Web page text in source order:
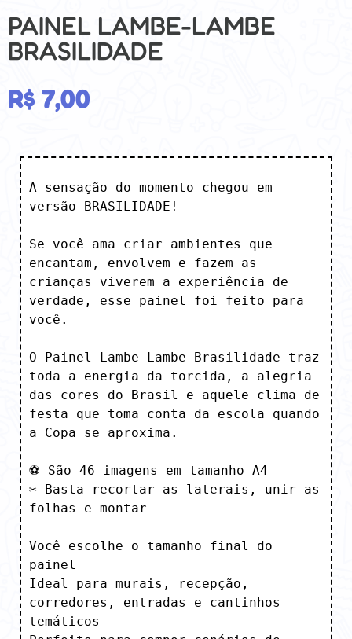
PAINEL LAMBE-LAMBE
BRASILIDADE
R$ 7,00
A sensação do momento chegou em
versão BRASILIDADE!
Se você ama criar ambientes que
encantam, envolvem e fazem as
crianças viverem a experiência de
verdade, esse painel foi feito para
você.
O Painel Lambe-Lambe Brasilidade traz
toda a energia da torcida, a alegria
das cores do Brasil e aquele clima de
festa que toma conta da escola quando
a Copa se aproxima.
⚽ São 46 imagens em tamanho A4
✂️ Basta recortar as laterais, unir as
folhas e montar
Você escolhe o tamanho final do
painel
Ideal para murais, recepção,
corredores, entradas e cantinhos
temáticos